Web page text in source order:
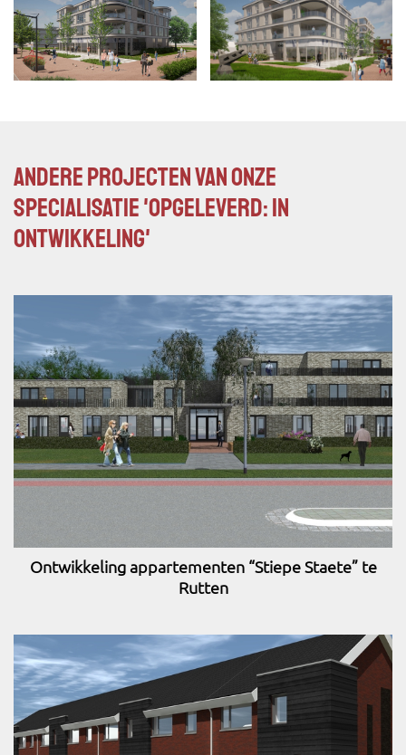
Andere projecten van onze
specialisatie 'Opgeleverd: In
ontwikkeling'
Ontwikkeling appartementen “Stiepe Staete” te
Rutten